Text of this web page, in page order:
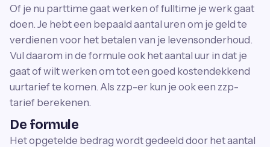
Of je nu parttime gaat werken of fulltime je werk gaat
doen. Je hebt een bepaald aantal uren om je geld te
verdienen voor het betalen van je levensonderhoud.
Vul daarom in de formule ook het aantal uur in dat je
gaat of wilt werken om tot een goed kostendekkend
uurtarief te komen. Als zzp-er kun je ook een zzp-
tarief berekenen.
De formule
Het opgetelde bedrag wordt gedeeld door het aantal